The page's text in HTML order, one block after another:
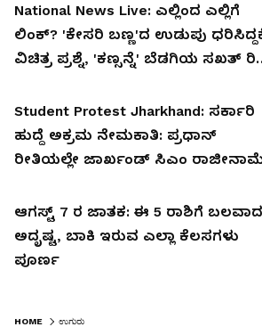
National News Live: ಎಲ್ಲಿಂದ ಎಲ್ಲಿಗೆ
ಲಿಂಕ್? 'ಕೇಸರಿ ಬಣ್ಣ'ದ ಉಡುಪು
ವಿಚಿತ್ರ ಪ್ರಶ್ನೆ, 'ಕಣ್ಸನ್ನೆ' ಬೆಡಗಿಯ ಸಖತ್
Student Protest Jharkhand: ಸರ್ಕಾರಿ
ಹುದ್ದೆ ಅಕ್ರಮ ನೇಮಕಾತಿ: ಪ್ರಧಾನ್‌
ರೀತಿಯಲ್ಲೇ ಜಾರ್ಖಂಡ್ ಸಿಎಂ
ಆಗಸ್ಟ್ 7 ರ ಜಾತಕ: ಈ 5 ರಾಶಿಗೆ ಬಲವಾದ
ಅದೃಷ್ಟ, ಬಾಕಿ ಇರುವ ಎಲ್ಲಾ ಕೆಲಸಗಳು
ಪೂರ್ಣ
HOME ಉಗುರು